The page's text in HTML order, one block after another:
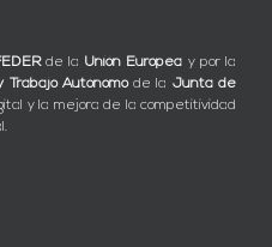
de la Unión Europea y por la
Trabajo Autónomode la Junta de
y la mejora de la competitividad